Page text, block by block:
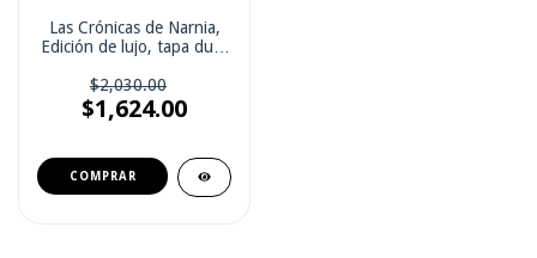
Las Crónicas de Narnia,
Edición de lujo, tapa dura
$2,030.00
$1,624.00